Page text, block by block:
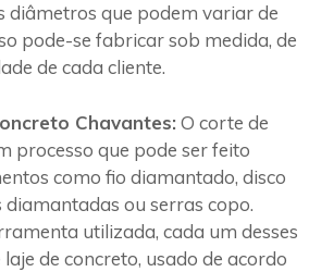
diâmetros que podem variar de
pode-se fabricar sob medida, de
de cada cliente.
Chavantes: O corte de
processo que pode ser feito
como fio diamantado, disco
ou serras copo.
utilizada, cada um desses
de concreto, usado de acordo